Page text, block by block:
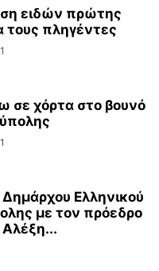
ειδών πρώτης
τους πληγέντες
σε χόρτα στο βουνό
Ελληνικού
με τον πρόεδρο